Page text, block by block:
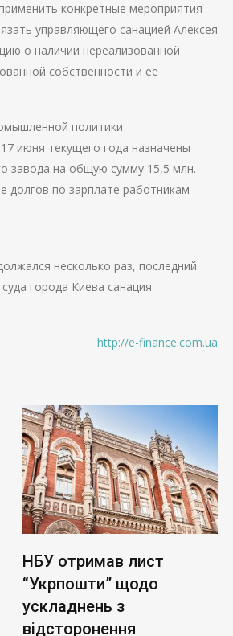
конкретные мероприятия
управляющего санацией Алексея
о наличии нереализованной
собственности и ее
политики
июня текущего года назначены
завода на общую сумму 15,5 млн.
долгов по зарплате работникам
несколько раз, последний
города Киева санация
http://e-finance.com.ua
НБУ отримав лист
“Укрпошти” щодо
ускладнень з
відсторонення